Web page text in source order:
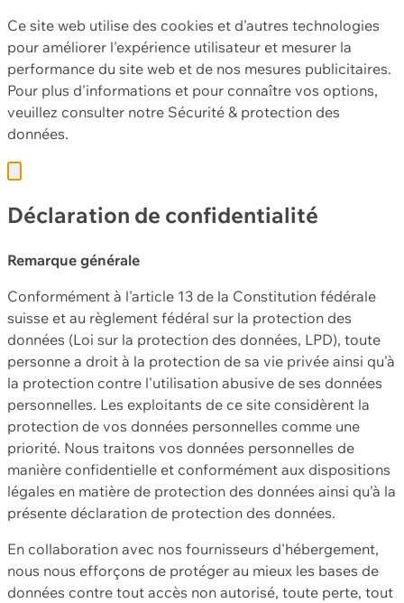
Ce site web utilise des cookies et d'autres technologies
pour améliorer l'expérience utilisateur et mesurer la
performance du site web et de nos mesures publicitaires.
Pour plus d'informations et pour connaître vos options,
veuillez consulter notre Sécurité & protection des
données.
Déclaration de confidentialité
Remarque générale
Conformément à l'article 13 de la Constitution fédérale
suisse et au règlement fédéral sur la protection des
données (Loi sur la protection des données, LPD), toute
personne a droit à la protection de sa vie privée ainsi qu'à
la protection contre l'utilisation abusive de ses données
personnelles. Les exploitants de ce site considèrent la
protection de vos données personnelles comme une
priorité. Nous traitons vos données personnelles de
manière confidentielle et conformément aux dispositions
légales en matière de protection des données ainsi qu'à la
présente déclaration de protection des données.
En collaboration avec nos fournisseurs d'hébergement,
nous nous efforçons de protéger au mieux les bases de
données contre tout accès non autorisé, toute perte, tout